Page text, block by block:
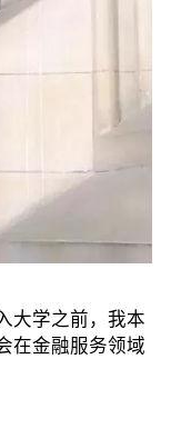
大学之前，我本
在金融服务领域